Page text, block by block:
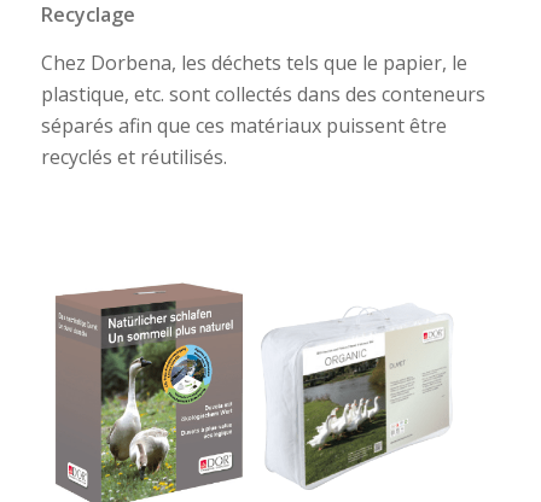
Recyclage
Chez Dorbena, les déchets tels que le papier, le
plastique, etc. sont collectés dans des conteneurs
séparés afin que ces matériaux puissent être
recyclés et réutilisés.